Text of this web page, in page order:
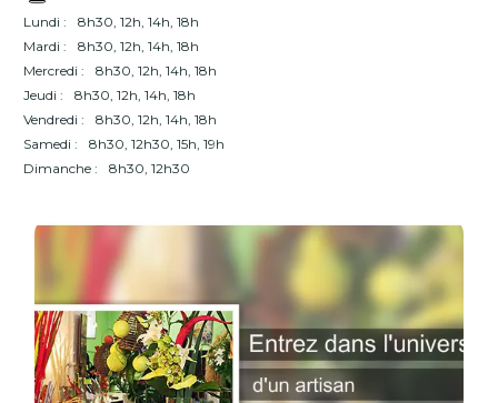
Lundi :
8h30, 12h, 14h, 18h
Mardi :
8h30, 12h, 14h, 18h
Mercredi :
8h30, 12h, 14h, 18h
Jeudi :
8h30, 12h, 14h, 18h
Vendredi :
8h30, 12h, 14h, 18h
Samedi :
8h30, 12h30, 15h, 19h
Dimanche :
8h30, 12h30